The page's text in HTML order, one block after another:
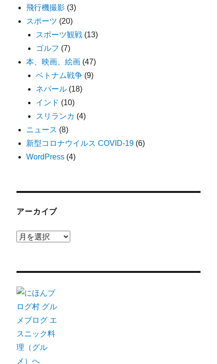
飛行機撮影 (3)
スポーツ (20)
スポーツ観戦 (13)
ゴルフ (7)
本、映画、絵画 (47)
ベトナム戦争 (9)
ネパール (18)
インド (10)
スリランカ (4)
ニュース (8)
新型コロナウイルス COVID-19 (6)
WordPress (4)
アーカイブ
ア
ブ